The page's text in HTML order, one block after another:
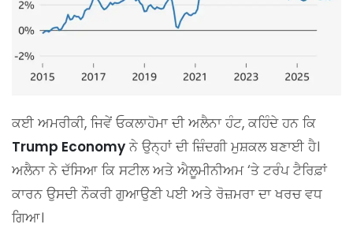
ਕਈ ਅਮਰੀਕੀ, ਜਿਵੇਂ ਓਕਲਾਹੋਮਾ ਦੀ ਅਲੈਨਾ ਹੰਟ, ਕਹਿੰਦੇ ਹਨ ਕਿ
Trump Economyਨੇ ਉਨ੍ਹਾਂ ਦੀ ਜ਼ਿੰਦਗੀ ਮੁਸ਼ਕਲ ਬਣਾਈ ਹੈ।
ਅਲੈਨਾ ਨੇ ਦੱਸਿਆ ਕਿ ਸਟੀਲ ਅਤੇ ਐਲੂਮੀਨੀਅਮ ‘ਤੇ ਟਰੰਪ ਟੈਰਿਫ਼ਾਂ
ਕਾਰਨ ਉਸਦੀ ਨੌਕਰੀ ਗੁਆਉਣੀ ਪਈ ਅਤੇ ਰੋਜ਼ਮਰਾ ਦਾ ਖਰਚ ਵਧ
ਗਿਆ।